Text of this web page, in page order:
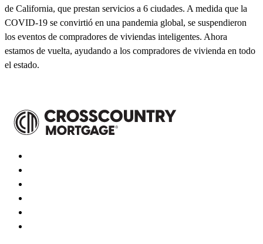
de California, que prestan servicios a 6 ciudades. A medida que la
COVID-19 se convirtió en una pandemia global, se suspendieron
los eventos de compradores de viviendas inteligentes. Ahora
estamos de vuelta, ayudando a los compradores de vivienda en todo
el estado.